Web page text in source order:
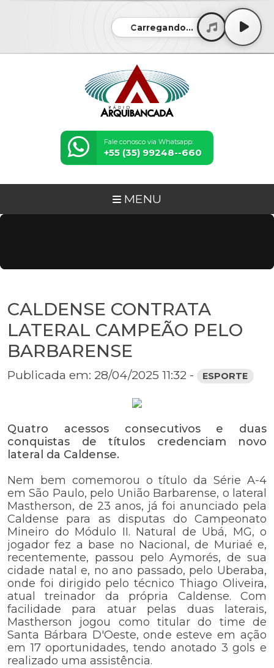
Carregando...
Fale conosco via Whatsapp:
+55 (35) 99248--660
MENU
CALDENSE CONTRATA
LATERAL CAMPEÃO PELO
BARBARENSE
Publicada em: 28/04/2025 11:32 - ESPORTE
Quatro acessos consecutivos e duas
conquistas de títulos credenciam novo
lateral da Caldense.
Nem bem comemorou o título da Série A-4
em São Paulo, pelo União Barbarense, o lateral
Mastherson, de 23 anos, já foi anunciado pela
Caldense para as disputas do Campeonato
Mineiro do Módulo II. Natural de Ubá, MG, o
jogador fez a base no Nacional, de Muriaé e,
recentemente, passou pelo Aymorés, de sua
cidade natal e, no ano passado, pelo Uberaba,
onde foi dirigido pelo técnico Thiago Oliveira,
atual treinador da própria Caldense. Com
facilidade para atuar pelas duas laterais,
Mastherson jogou como titular do time de
Santa Bárbara D'Oeste, onde esteve em ação
em 17 oportunidades, tendo anotado 3 gols e
realizado uma assistência.